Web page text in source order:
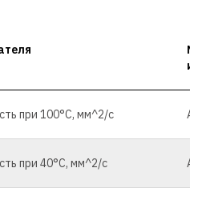
при 100°С, мм^2/с
при 40°С, мм^2/с